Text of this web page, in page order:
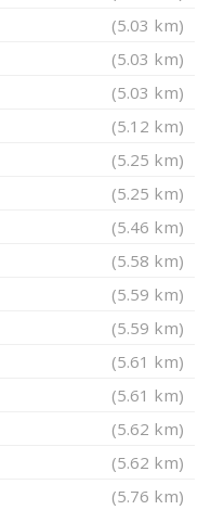
(5.03 km)
(5.03 km)
(5.03 km)
(5.12 km)
(5.25 km)
(5.25 km)
(5.46 km)
(5.58 km)
(5.59 km)
(5.59 km)
(5.61 km)
(5.61 km)
(5.62 km)
(5.62 km)
(5.76 km)